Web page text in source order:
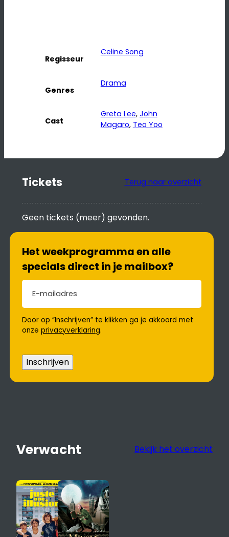
Regisseur
Celine Song
Genres
Drama
Cast
Greta Lee, John
Magaro, Teo Yoo
Tickets Terug naar overzicht
Geen tickets (meer) gevonden.
Het weekprogramma en alle
specials direct in je mailbox?
E-mailadres
Door op “Inschrijven” te klikken ga je akkoord met
onzeprivacyverklaring.
Inschrijven
Verwacht Bekijk het overzicht